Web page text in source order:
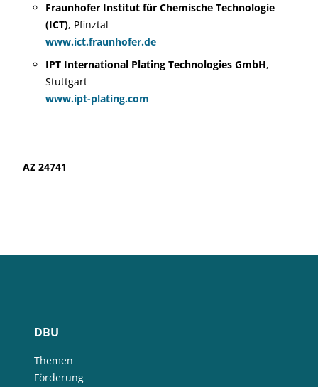
Fraunhofer Institut für Chemische Technologie
(ICT), Pfinztal
www.ict.fraunhofer.de
IPT International Plating Technologies GmbH,
Stuttgart
www.ipt-plating.com
AZ 24741
DBU
Themen
Förderung